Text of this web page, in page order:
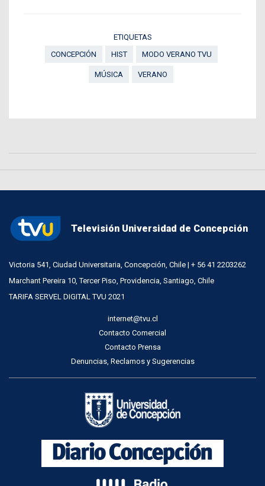
ETIQUETAS
CONCEPCIÓN
HIST MODO VERANO TVU
MÚSICA VERANO
Televisión Universidad de Concepción
Victoria 541, Ciudad Universitaria, Concepción, Chile | + 56 41 2203262
Marchant Pereira 10, Tercer Piso, Providencia, Santiago, Chile
TARIFA SERVEL DIGITAL TVU 2021
internet@tvu.cl
Contacto Comercial
Contacto Prensa
Denuncias, Reclamos y Sugerencias